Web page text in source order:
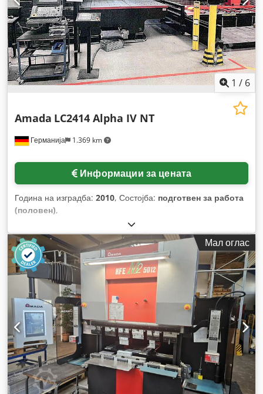
1 / 6
Германија 1.369 km
Amada LC2414 Alpha IV NT
Информации за цената
Година на изградба: 2010, Состојба: подготвен за работа
(половен),
Мал оглас